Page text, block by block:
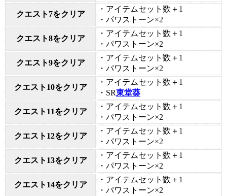
クエスト7をクリア
・アイテムセット数＋1
・パワストーン×2
クエスト8をクリア
・アイテムセット数＋1
・パワストーン×2
クエスト9をクリア
・アイテムセット数＋1
・パワストーン×2
クエスト10をクリア
・アイテムセット数＋1
・SR東堂葵
クエスト11をクリア
・アイテムセット数＋1
・パワストーン×2
クエスト12をクリア
・アイテムセット数＋1
・パワストーン×2
クエスト13をクリア
・アイテムセット数＋1
・パワストーン×2
クエスト14をクリア
・アイテムセット数＋1
・パワストーン×2